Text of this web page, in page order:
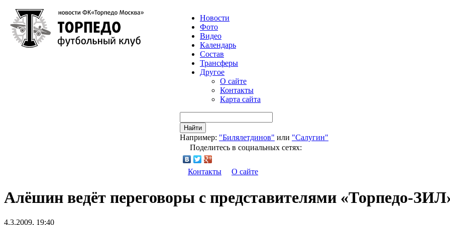
Новости
Фото
Видео
Календарь
Состав
Трансферы
Другое
О сайте
Контакты
Карта сайта
Найти
Например: "Билялетдинов" или "Салугин"
Поделитесь в социальных сетях:
Контакты О сайте
Алёшин ведёт переговоры с представителями «Торпедо-
4.3.2009, 19:40